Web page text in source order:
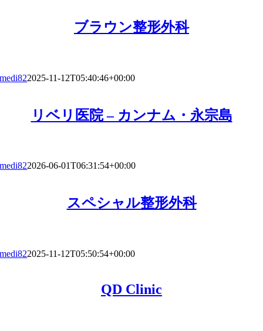
ブラウン整形外科
medi822025-11-12T05:40:46+00:00
リベリ医院 – カンナム・永宗島
medi822026-06-01T06:31:54+00:00
スペシャル整形外科
medi822025-11-12T05:50:54+00:00
QD Clinic